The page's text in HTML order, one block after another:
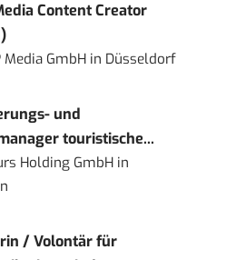
Content Creator
Media GmbH in Düsseldorf
und
touristische...
Holding GmbH in
/ Volontär für